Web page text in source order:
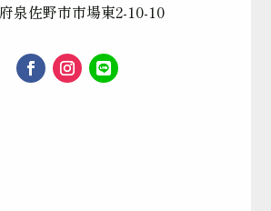
泉佐野市市場東2-10-10